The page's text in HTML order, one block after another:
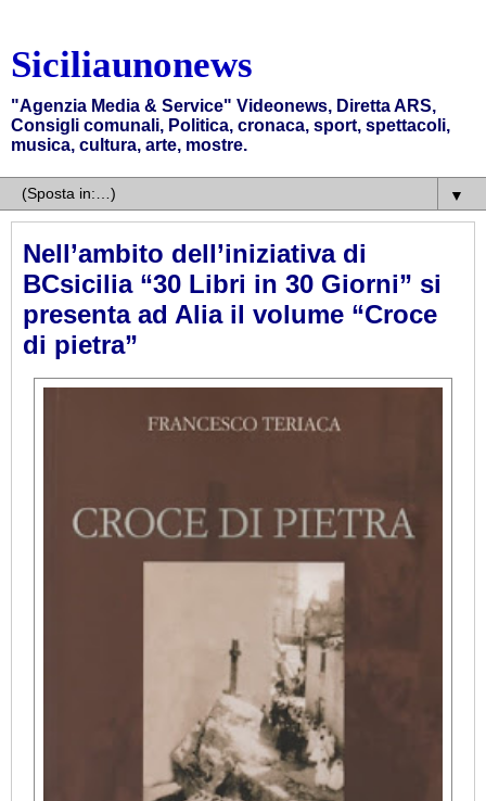
Siciliaunonews
"Agenzia Media & Service" Videonews, Diretta ARS,
Consigli comunali, Politica, cronaca, sport, spettacoli,
musica, cultura, arte, mostre.
▼
Nell’ambito dell’iniziativa di
BCsicilia “30 Libri in 30 Giorni” si
presenta ad Alia il volume “Croce
di pietra”